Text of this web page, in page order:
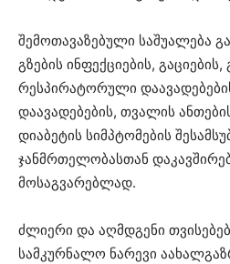
შემოთავაზებული საშუალება
გზების ინფექციების,
რესპირატორული
დაავადებების, თვალის
დიაბეტის სიმპტომების
ჯანმრთელობასთან
მოსაგვარებლად.
ძლიერი და აღმდგენი
სამკურნალო ნარევი